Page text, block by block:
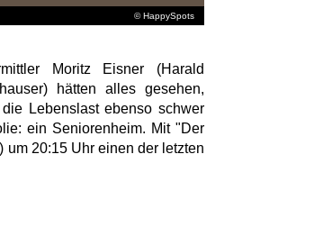
© HappySpots
Moritz Eisner (Harald
hätten alles gesehen,
Lebenslast ebenso schwer
ein Seniorenheim. Mit "Der
um 20:15 Uhr einen der letzten